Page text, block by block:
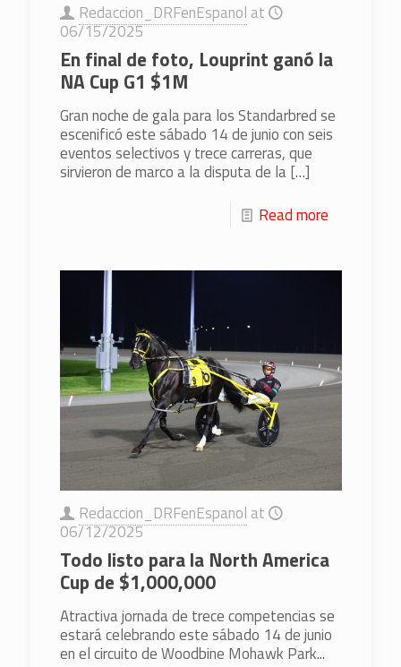
Redaccion_DRFenEspanol at
06/15/2025
En final de foto, Louprint ganó la
NA Cup G1 $1M
Gran noche de gala para los Standarbred se
escenificó este sábado 14 de junio con seis
eventos selectivos y trece carreras, que
sirvieron de marco a la disputa de la[…]
Read more
Redaccion_DRFenEspanol at
06/12/2025
Todo listo para la North America
Cup de $1,000,000
Atractiva jornada de trece competencias se
estará celebrando este sábado 14 de junio
en el circuito de Woodbine Mohawk Park...